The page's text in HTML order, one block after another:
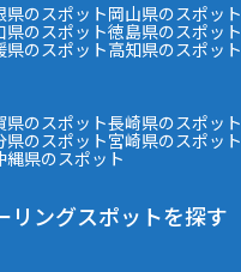
県のスポット岡山県のスポット
県のスポット徳島県のスポット
県のスポット高知県のスポット
県のスポット長崎県のスポット
県のスポット宮崎県のスポット
縄県のスポット
リングスポットを探す